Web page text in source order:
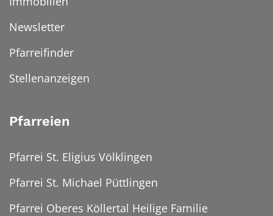
Newsletter
Pfarreifinder
Stellenanzeigen
Pfarreien
Pfarrei St. Eligius Völklingen
Pfarrei St. Michael Püttlingen
Pfarrei Oberes Köllertal Heilige Familie